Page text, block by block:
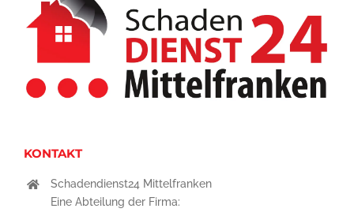
KONTAKT
Schadendienst24 Mittelfranken
Eine Abteilung der Firma: